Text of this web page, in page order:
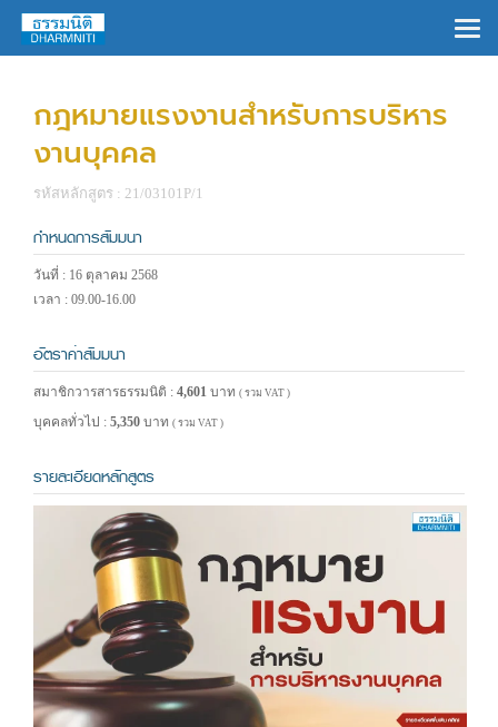
กฎหมายแรงงานสำหรับการบริหาร
งานบุคคล
รหัสหลักสูตร : 21/03101P/1
กำหนดการสัมมนา
วันที่ : 16 ตุลาคม 2568
เวลา : 09.00-16.00
อัตราค่าสัมมนา
สมาชิกวารสารธรรมนิติ : 4,601 บาท ( รวม VAT )
บุคคลทั่วไป : 5,350 บาท ( รวม VAT )
รายละเอียดหลักสูตร
×